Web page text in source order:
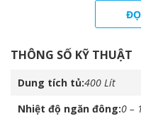
THÔNG SỐ KỸ THUẬT
Dung tích tủ 400 Lít
Nhiệt độ ngăn đông 0 –